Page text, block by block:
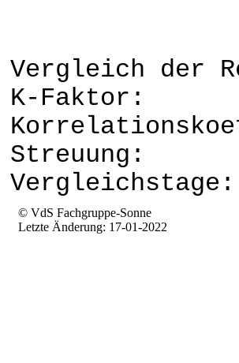
Vergleich der
K-
© VdS Fachgruppe-Sonne
Letzte Änderung: 17-01-2022